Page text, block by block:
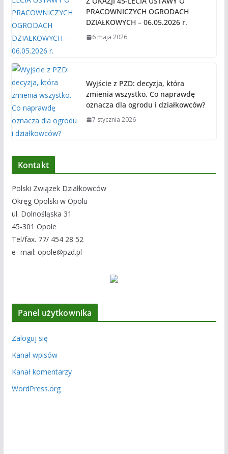
PRACOWNICZYCH OGRODACH
DZIAŁKOWYCH – 06.05.2026 r.
6 maja 2026
Wyjście z PZD: decyzja, która
zmienia wszystko. Co naprawdę
oznacza dla ogrodu i działkowców?
7 stycznia 2026
Kontakt
Polski Związek Działkowców
Okręg Opolski w Opolu
ul. Dolnośląska 31
45-301 Opole
Tel/fax. 77/ 454 28 52
e- mail: opole@pzd.pl
Panel użytkownika
Zaloguj się
Kanał wpisów
Kanał komentarzy
WordPress.org